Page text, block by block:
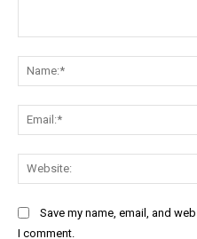
Save my name, email, and
I comment.